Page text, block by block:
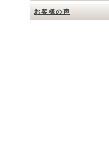
お客様の声